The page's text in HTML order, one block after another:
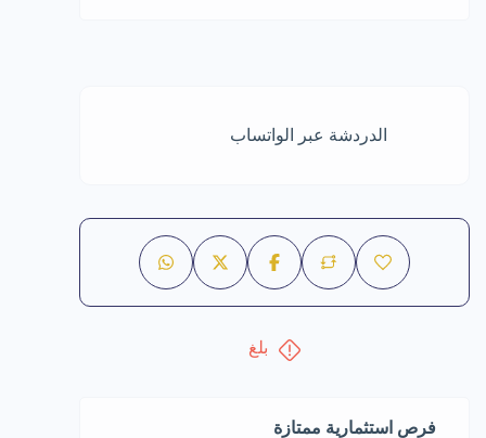
الدردشة عبر الواتساب
بلغ
فرص استثمارية ممتازة